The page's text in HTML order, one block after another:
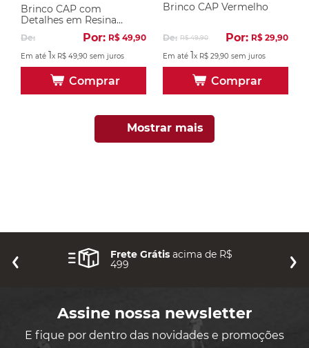
Brinco CAP com
Detalhes em Resina
Vermelha e Preta
De: Por: R$ 49,90
Em até 1x R$ 49,90 sem juros
Comprar
Brinco CAP Vermelho
De: R$49,90 Por: R$ 29,90
Em até 1x R$ 29,90 sem juros
Comprar
Mostrar mais
Frete Grátis acima de R$
499
Assine nossa newsletter
E fique por dentro das novidades e promoções